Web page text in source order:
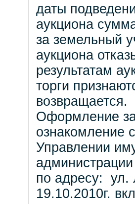
даты
аукциона
за земельный
аукциона
результатам
торги
возвращается.
Оформление
ознакомление
Управлении
по адресу: ул.
19.10.2010г.